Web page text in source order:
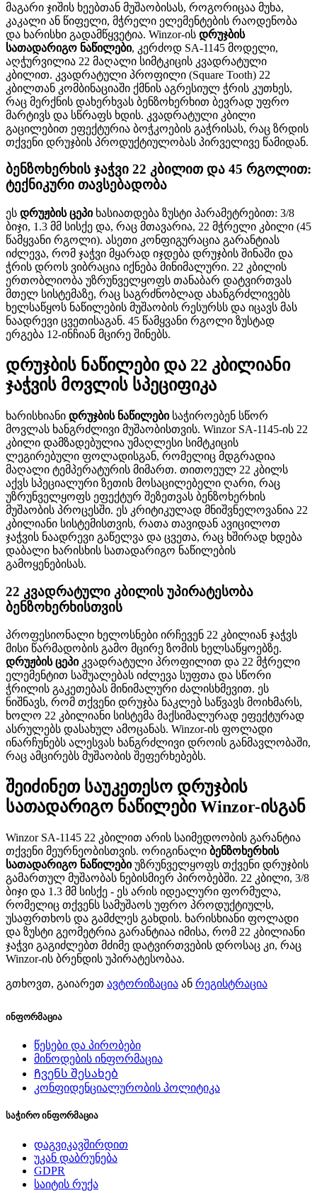
მაგარი ჯიშის ხეებთან მუშაობისას, როგორიცაა მუხა,
კაკალი ან წიფელი, მჭრელი ელემენტების რაოდენობა
და ხარისხი გადამწყვეტია. Winzor-ის დრუჯბის
სათადარიგო ნაწილები, კერძოდ SA-1145 მოდელი,
აღჭურვილია 22 მაღალი სიმტკიცის კვადრატული
კბილით. კვადრატული პროფილი (Square Tooth) 22
კბილთან კომბინაციაში ქმნის აგრესიულ ჭრის კუთხეს,
რაც მერქნის დახერხვას ბენზოხერხით ბევრად უფრო
მარტივს და სწრაფს ხდის. კვადრატული კბილი
გაცილებით ეფექტურია ბოჭკოების გაჭრისას, რაც ზრდის
თქვენი დრუჯბის პროდუქტიულობას პირველივე წამიდან.
ბენზოხერხის ჯაჭვი 22 კბილით და 45 რგოლით:
ტექნიკური თავსებადობა
ეს დრუჟბის ცეპი ხასიათდება ზუსტი პარამეტრებით: 3/8
ბიჯი, 1.3 მმ სისქე და, რაც მთავარია, 22 მჭრელი კბილი (45
წამყვანი რგოლი). ასეთი კონფიგურაცია გარანტიას
იძლევა, რომ ჯაჭვი მყარად იჯდება დრუჯბის შინაში და
ჭრის დროს ვიბრაცია იქნება მინიმალური. 22 კბილის
ერთობლიობა უზრუნველყოფს თანაბარ დატვირთვას
მთელ სისტემაზე, რაც საგრძნობლად ახანგრძლივებს
ხელსაწყოს ნაწილების მუშაობის რესურსს და იცავს მას
ნაადრევი ცვეთისაგან. 45 წამყვანი რგოლი ზუსტად
ერგება 12-ინჩიან მცირე შინებს.
დრუჯბის ნაწილები და 22 კბილიანი
ჯაჭვის მოვლის სპეციფიკა
ხარისხიანი დრუჯბის ნაწილებისაჭიროებენ სწორ
მოვლას ხანგრძლივი მუშაობისთვის. Winzor SA-1145-ის 22
კბილი დამზადებულია უმაღლესი სიმტკიცის
ლეგირებული ფოლადისგან, რომელიც მდგრადია
მაღალი ტემპერატურის მიმართ. თითოეულ 22 კბილს
აქვს სპეციალური ზეთის მოსაცილებელი ღარი, რაც
უზრუნველყოფს ეფექტურ შეზეთვას ბენზოხერხის
მუშაობის პროცესში. ეს კრიტიკულად მნიშვნელოვანია 22
კბილიანი სისტემისთვის, რათა თავიდან ავიცილოთ
ჯაჭვის ნაადრევი გაწელვა და ცვეთა, რაც ხშირად ხდება
დაბალი ხარისხის სათადარიგო ნაწილების
გამოყენებისას.
22 კვადრატული კბილის უპირატესობა
ბენზოხერხისთვის
პროფესიონალი ხელოსნები ირჩევენ 22 კბილიან ჯაჭვს
მისი წარმადობის გამო მცირე ზომის ხელსაწყოებზე.
დრუჟბის ცეპი კვადრატული პროფილით და 22 მჭრელი
ელემენტით საშუალებას იძლევა სუფთა და სწორი
ჭრილის გაკეთებას მინიმალური ძალისხმევით. ეს
ნიშნავს, რომ თქვენი დრუჯბა ნაკლებ საწვავს მოიხმარს,
ხოლო 22 კბილიანი სისტემა მაქსიმალურად ეფექტურად
ასრულებს დასახულ ამოცანას. Winzor-ის ფოლადი
ინარჩუნებს ალესვას ხანგრძლივი დროის განმავლობაში,
რაც ამცირებს მუშაობის შეფერხებებს.
შეიძინეთ საუკეთესო დრუჯბის
სათადარიგო ნაწილები Winzor-ისგან
Winzor SA-1145 22 კბილით არის საიმედოობის გარანტია
თქვენი მეურნეობისთვის. ორიგინალი ბენზოხერხის
სათადარიგო ნაწილებიუზრუნველყოფს თქვენი დრუჯბის
გამართულ მუშაობას ნებისმიერ პირობებში. 22 კბილი, 3/8
ბიჯი და 1.3 მმ სისქე - ეს არის იდეალური ფორმულა,
რომელიც თქვენს სამუშაოს უფრო პროდუქტიულს,
უსაფრთხოს და გამძლეს გახდის. ხარისხიანი ფოლადი
და ზუსტი გეომეტრია გარანტიაა იმისა, რომ 22 კბილიანი
ჯაჭვი გაგიძლებთ მძიმე დატვირთვების დროსაც კი, რაც
Winzor-ის ბრენდის უპირატესობაა.
გთხოვთ, გაიარეთ ავტორიზაცია ან რეგისტრაცია
ინფორმაცია
წესები და პირობები
მიწოდების ინფორმაცია
Ჩვენს შესახებ
კონფიდენციალურობის პოლიტიკა
საჭირო ინფორმაცია
დაგვიკავშირდით
უკან დაბრუნება
GDPR
საიტის რუქა